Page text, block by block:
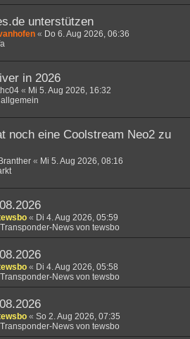
unterstützen
« Do 6. Aug 2026, 06:36
in 2026
« Mi 5. Aug 2026, 16:32
noch eine Coolstream Neo2 zu
« Mi 5. Aug 2026, 08:16
« Di 4. Aug 2026, 05:59
News von tewsbo
« Di 4. Aug 2026, 05:58
News von tewsbo
« So 2. Aug 2026, 07:35
News von tewsbo